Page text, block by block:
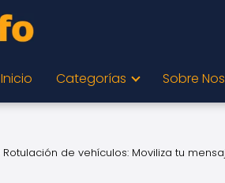
Inicio Categorías Sobre
Rotulación de vehículos: Moviliza tu